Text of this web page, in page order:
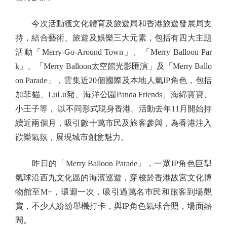
今次活動獲文化體育及旅遊局和香港旅遊發展局支
持，結合藝術、旅遊及娛樂三大元素，包括有四大主題
活動「Merry-Go-Around Town」、「Merry Balloon Par
k」、「Merry Balloon太空館光影匯演」及「Merry Ballo
on Parade」，雲集近20個國際及本地人氣IP角色，包括
加菲貓、LuLu豬、海洋公園Panda Friends、海綿寶寶、
小王子等， 以不同形式現身香港。活動去年11月開始持
續近兩個月，吸引數十萬市民及旅客參與，為香港注入
歡樂氣氛，展現城市創意魅力。
昨日的「Merry Balloon Parade」，一眾IP角色巨型
氣球沿西九文化區的海濱巡遊，穿梭於香港故宮文化博
物館至M+，環迴一次，吸引過萬名巿民和旅客到場觀
賞，不少人紛紛舉機打卡，與IP角色氣球合照，場面熱
閙。